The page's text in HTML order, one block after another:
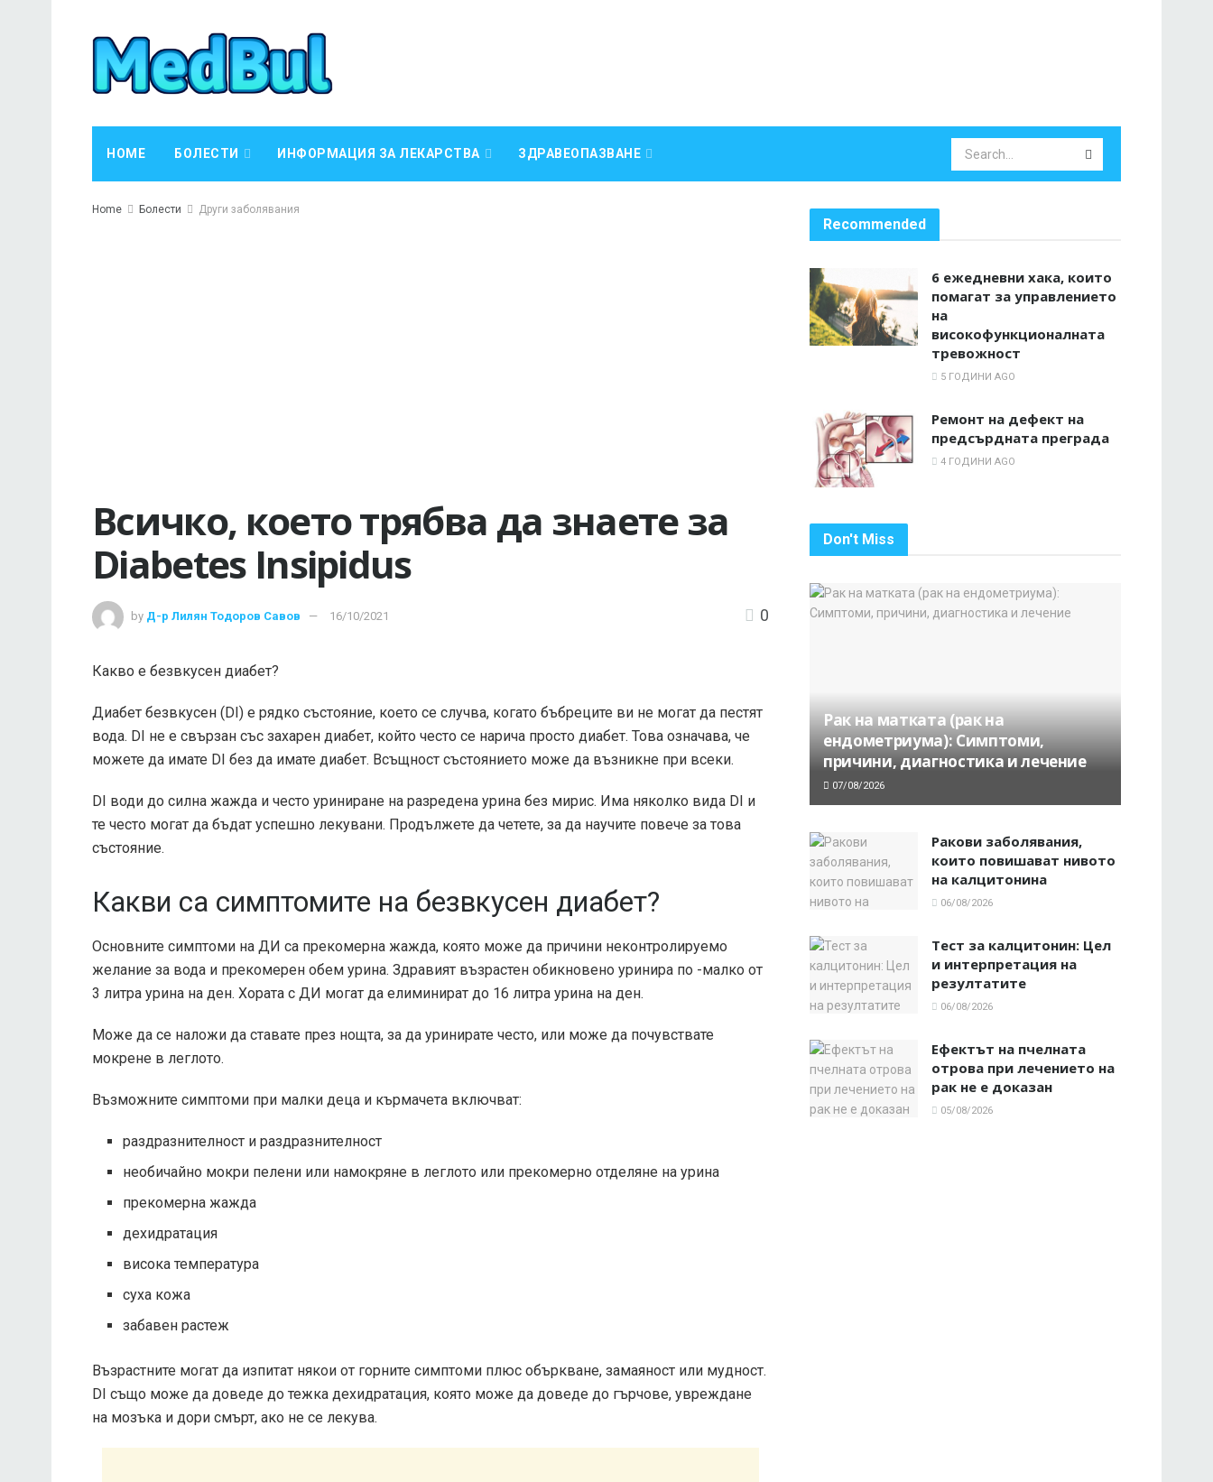
HOME БОЛЕСТИ ИНФОРМАЦИЯ ЗА ЛЕКАРСТВА ЗДРАВЕОПАЗВАНЕ
Home Болести Други заболявания
Всичко, което трябва да знаете за
Diabetes Insipidus
by Д-р Лилян Тодоров Савов 16/10/2021 0
Какво е безвкусен диабет?
Диабет безвкусен (DI) е рядко състояние, което се случва, когато бъбреците ви не могат да пестят
вода. DI не е свързан със захарен диабет, който често се нарича просто диабет. Това означава, че
можете да имате DI без да имате диабет. Всъщност състоянието може да възникне при всеки.
DI води до силна жажда и често уриниране на разредена урина без мирис. Има няколко вида DI и
те често могат да бъдат успешно лекувани. Продължете да четете, за да научите повече за това
състояние.
Какви са симптомите на безвкусен диабет?
Основните симптоми на ДИ са прекомерна жажда, която може да причини неконтролируемо
желание за вода и прекомерен обем урина. Здравият възрастен обикновено уринира по -малко от
3 литра урина на ден. Хората с ДИ могат да елиминират до 16 литра урина на ден.
Може да се наложи да ставате през нощта, за да уринирате често, или може да почувствате
мокрене в леглото.
Възможните симптоми при малки деца и кърмачета включват:
раздразнителност и раздразнителност
необичайно мокри пелени или намокряне в леглото или прекомерно отделяне на урина
прекомерна жажда
дехидратация
висока температура
суха кожа
забавен растеж
Възрастните могат да изпитат някои от горните симптоми плюс объркване, замаяност или мудност.
DI също може да доведе до тежка дехидратация, която може да доведе до гърчове, увреждане
на мозъка и дори смърт, ако не се лекува.
Recommended
6 ежедневни хака, които
помагат за управлението
на
високофункционалната
тревожност
5 ГОДИНИ AGO
Ремонт на дефект на
предсърдната преграда
4 ГОДИНИ AGO
Don't Miss
Рак на матката (рак на
ендометриума): Симптоми,
причини, диагностика и лечение
07/08/2026
Ракови заболявания,
които повишават нивото
на калцитонина
06/08/2026
Тест за калцитонин: Цел
и интерпретация на
резултатите
06/08/2026
Ефектът на пчелната
отрова при лечението на
рак не е доказан
05/08/2026